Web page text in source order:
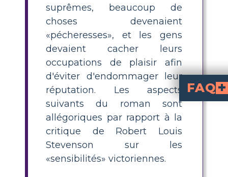
suprêmes, beaucoup de
choses devenaient
«pécheresses», et les gens
devaient cacher leurs
occupations de plaisir afin
d'éviter d'endommager leur
réputation. Les aspects
suivants du roman sont
allégoriques par rapport à la
critique de Robert Louis
Stevenson sur les
«sensibilités» victoriennes.
FAQ